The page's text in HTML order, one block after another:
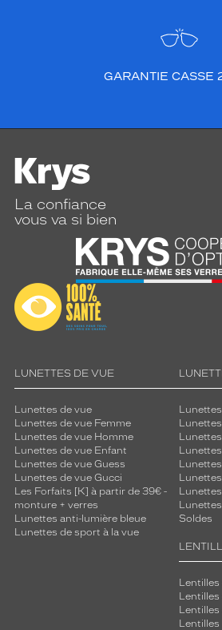
GARANTIE CASSE
La confiance
vous va si bien
LUNETTES DE VUE
Lunettes de vue
Lunettes de vue Femme
Lunettes de vue Homme
Lunettes de vue Enfant
Lunettes de vue Guess
Lunettes de vue Gucci
Les Forfaits [K] à partir de 39€ -
monture + verres
Lunettes anti-lumière bleue
Lunettes de sport à la vue
Soldes
Lentilles